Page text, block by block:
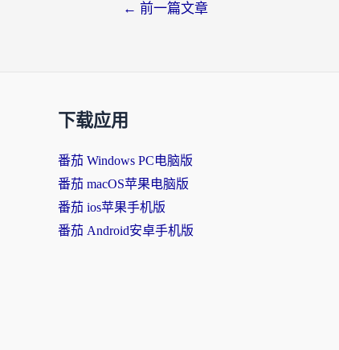
← 前一篇文章
下载应用
番茄 Windows PC电脑版
番茄 macOS苹果电脑版
番茄 ios苹果手机版
番茄 Android安卓手机版